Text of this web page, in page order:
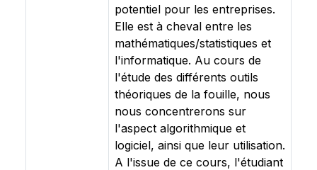
potentiel pour les entreprises.
Elle est à cheval entre les
mathématiques/statistiques et
l'informatique. Au cours de
l'étude des différents outils
théoriques de la fouille, nous
nous concentrerons sur
l'aspect algorithmique et
logiciel, ainsi que leur utilisation.
A l'issue de ce cours, l'étudiant